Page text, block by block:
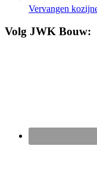
Vervangen
Volg JWK Bouw: